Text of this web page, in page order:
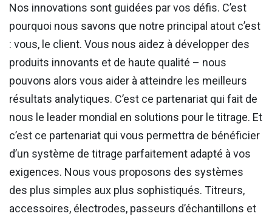
Nos innovations sont guidées par vos défis. C’est
pourquoi nous savons que notre principal atout c’est
: vous, le client. Vous nous aidez à développer des
produits innovants et de haute qualité – nous
pouvons alors vous aider à atteindre les meilleurs
résultats analytiques. C’est ce partenariat qui fait de
nous le leader mondial en solutions pour le titrage. Et
c’est ce partenariat qui vous permettra de bénéficier
d’un système de titrage parfaitement adapté à vos
exigences. Nous vous proposons des systèmes
des plus simples aux plus sophistiqués. Titreurs,
accessoires, électrodes, passeurs d’échantillons et